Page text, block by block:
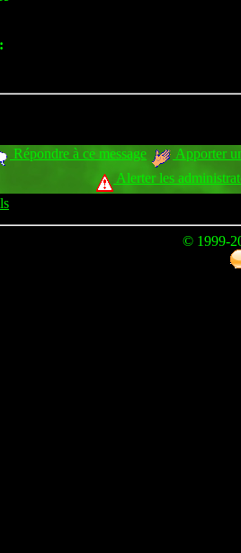
Répondre à ce message
Apporter
Alerter les
© 1999-